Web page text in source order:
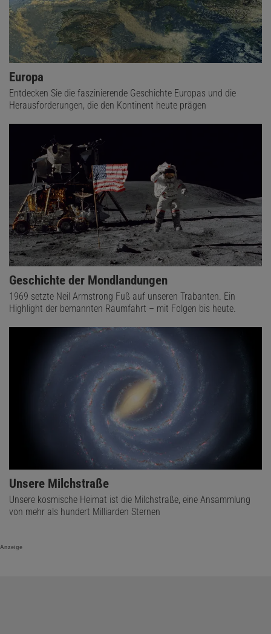
Europa
Entdecken Sie die faszinierende Geschichte Europas und die
Herausforderungen, die den Kontinent heute prägen
Geschichte der Mondlandungen
1969 setzte Neil Armstrong Fuß auf unseren Trabanten. Ein
Highlight der bemannten Raumfahrt – mit Folgen bis heute.
Unsere Milchstraße
Unsere kosmische Heimat ist die Milchstraße, eine Ansammlung
von mehr als hundert Milliarden Sternen
Anzeige